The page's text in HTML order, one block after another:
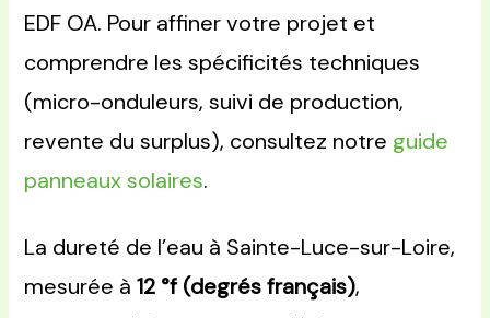
EDF OA. Pour affiner votre projet et
comprendre les spécificités techniques
(micro-onduleurs, suivi de production,
revente du surplus), consultez notre guide
panneaux solaires.
La dureté de l’eau à Sainte-Luce-sur-Loire,
mesurée à12 °f (degrés français),